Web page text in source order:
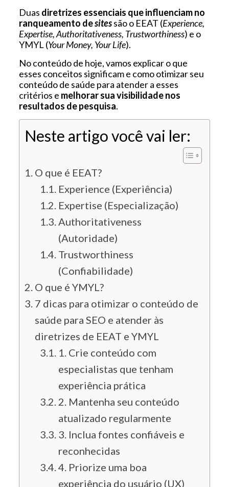
Duas diretrizes essenciais que influenciam no
ranqueamento desitessão o EEAT (Experience,
Expertise, Authoritativeness, Trustworthiness) e o
YMYL (Your Money, Your Life).
No conteúdo de hoje, vamos explicar o que
esses conceitos significam e como otimizar seu
conteúdo de saúde para atender a esses
critérios e melhorar sua visibilidade nos
resultados de pesquisa.
Neste artigo você vai ler:
O que é EEAT?
Experience (Experiência)
Expertise (Especialização)
Authoritativeness
(Autoridade)
Trustworthiness
(Confiabilidade)
O que é YMYL?
7 dicas para otimizar o conteúdo de
saúde para SEO e atender às
diretrizes de EEAT e YMYL
1. Crie conteúdo com
especialistas que tenham
experiência prática
2. Mantenha seu conteúdo
atualizado regularmente
3. Inclua fontes confiáveis e
reconhecidas
4. Priorize uma boa
experiência do usuário (UX)